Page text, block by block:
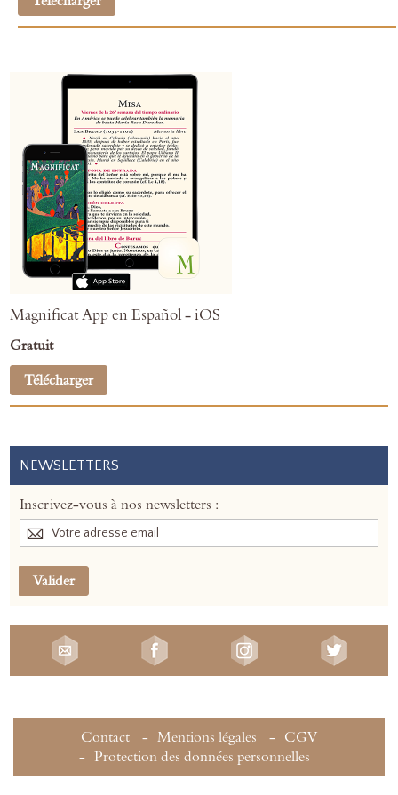
Magnificat App en Español - iOS
Gratuit
Télécharger
NEWSLETTERS
Inscrivez-vous à nos newsletters :
Valider
Contact Mentions légales
CGV
Protection des données personnelles